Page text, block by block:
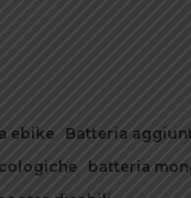
ebike
Batteria
batteria